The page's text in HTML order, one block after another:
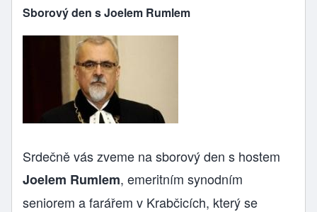
Sborový den s Joelem Rumlem
Srdečně vás zveme na sborový den s hostem
Joelem Rumlem, emeritním synodním
seniorem a farářem v Krabčicích, který se